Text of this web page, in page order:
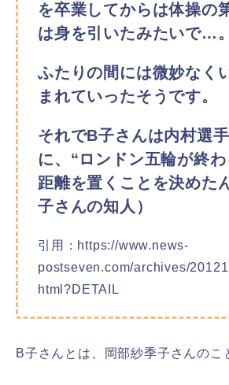
を卒業してからは体操の
は身を引いたみたいで…。
ふたりの間には微妙なく
まれていったそうです。
それでB子さんは内村選
に、“ロンドン五輪が終わ
距離を置くことを決めた
子さんの知人）
引用：https://www.news-
postseven.com/archives/
html?DETAIL
B子さんとは、岡部紗季子さんのこ